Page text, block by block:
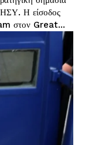
στον Great...